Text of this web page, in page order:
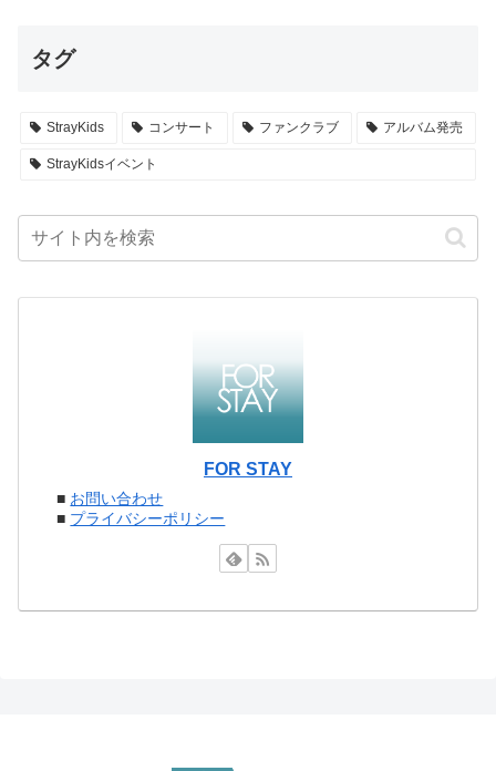
タグ
StrayKids コンサート ファンクラブ アルバム発売
StrayKidsイベント
FOR STAY
■ お問い合わせ
■ プライバシーポリシー